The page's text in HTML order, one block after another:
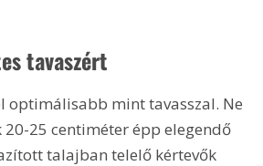
tavaszért
optimálisabb mint tavasszal. Ne
25 centiméter épp elegendő
talajban telelő kértevők